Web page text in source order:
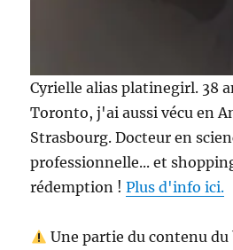
Cyrielle alias platinegirl. 38
Toronto, j'ai aussi vécu en
Strasbourg. Docteur en
professionnelle... et
rédemption !Plus d'info ici.
Une partie du contenu